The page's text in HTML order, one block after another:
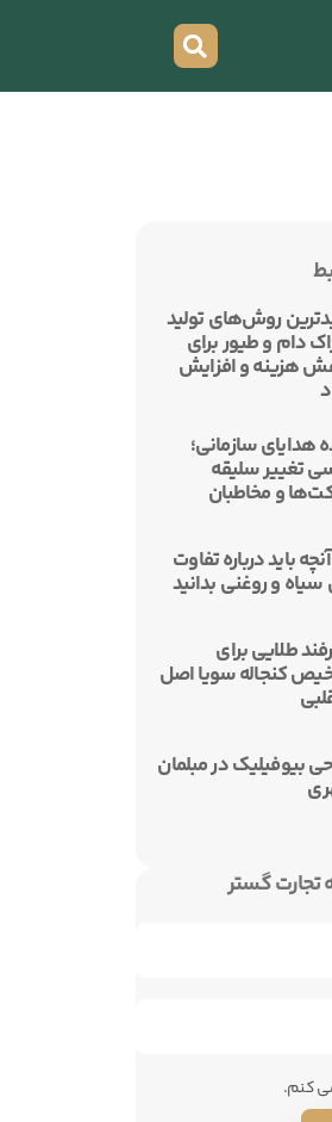
روش‌های تولید
دام و طیور برای
هزینه و افزایش
هدایای سازمانی؛
تغییر سلیقه
و مخاطبان
باید درباره تفاوت
و روغنی بدانید
طلایی برای
کنجاله سویا اصل
بیوفیلیک در مبلمان
تجارت گستر
می کنم.